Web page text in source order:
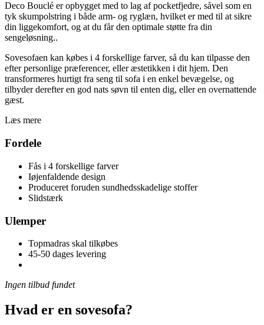
Deco Bouclé er opbygget med to lag af pocketfjedre, såvel som en
tyk skumpolstring i både arm- og ryglæn, hvilket er med til at sikre
din liggekomfort, og at du får den optimale støtte fra din
sengeløsning..
Sovesofaen kan købes i 4 forskellige farver, så du kan tilpasse den
efter personlige præferencer, eller æstetikken i dit hjem. Den
transformeres hurtigt fra seng til sofa i en enkel bevægelse, og
tilbyder derefter en god nats søvn til enten dig, eller en overnattende
gæst.
Læs mere
Fordele
Fås i 4 forskellige farver
Iøjenfaldende design
Produceret foruden sundhedsskadelige stoffer
Slidstærk
Ulemper
Topmadras skal tilkøbes
45-50 dages levering
Ingen tilbud fundet
Hvad er en sovesofa?